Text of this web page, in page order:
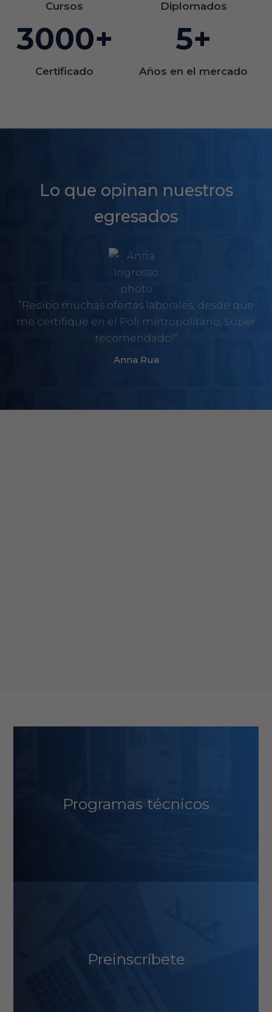
Cursos Diplomados
3000+
Certificado
5+
Años en el mercado
Lo que opinan nuestros
egresados
“Recibo muchas ofertas laborales, desde que
me certifique en el Poli metropolitano. Súper
recomendado!”
Anna Rua
Programas técnicos
Preinscríbete